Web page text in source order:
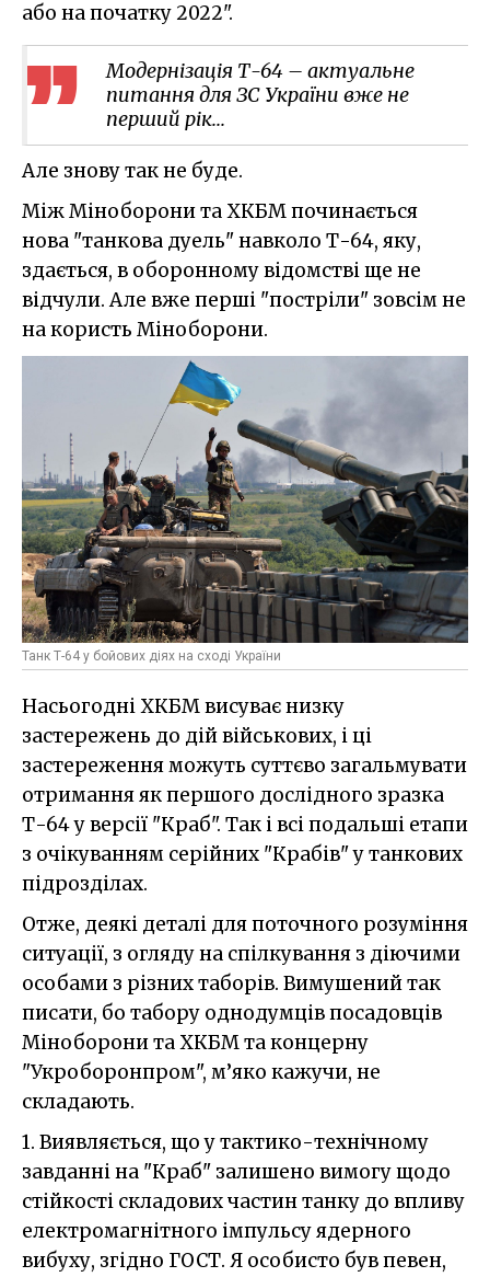
або на початку 2022".
Модернізація Т-64 – актуальне
питання для ЗС України вже не
перший рік...
Але знову так не буде.
Між Міноборони та ХКБМ починається
нова "танкова дуель" навколо Т-64, яку,
здається, в оборонному відомстві ще не
відчули. Але вже перші "постріли" зовсім не
на користь Міноборони.
Танк Т-64 у бойових діях на сході України
Насьогодні ХКБМ висуває низку
застережень до дій військових, і ці
застереження можуть суттєво загальмувати
отримання як першого дослідного зразка
Т-64 у версії "Краб". Так і всі подальші етапи
з очікуванням серійних "Крабів" у танкових
підрозділах.
Отже, деякі деталі для поточного розуміння
ситуації, з огляду на спілкування з діючими
особами з різних таборів. Вимушений так
писати, бо табору однодумців посадовців
Міноборони та ХКБМ та концерну
"Укроборонпром", м’яко кажучи, не
складають.
1. Виявляється, що у тактико-технічному
завданні на "Краб" залишено вимогу щодо
стійкості складових частин танку до впливу
електромагнітного імпульсу ядерного
вибуху, згідно ГОСТ. Я особисто був певен,